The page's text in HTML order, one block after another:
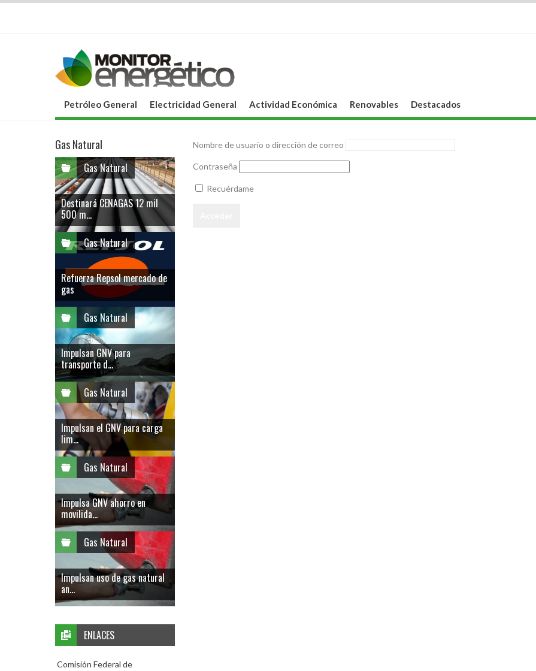
Petróleo General Electricidad General Actividad Económica Renovables Destacados
Nombre de usuario o dirección de correo
Contraseña
Recuérdame
Gas Natural
Gas Natural
Destinará CENAGAS 12 mil
500 m...
Gas Natural
Refuerza Repsol mercado de
gas
Gas Natural
Impulsan GNV para
transporte d...
Gas Natural
Impulsan el GNV para carga
lim...
Gas Natural
Impulsa GNV ahorro en
movilida...
Gas Natural
Impulsan uso de gas natural
an...
ENLACES
Comisión Federal de